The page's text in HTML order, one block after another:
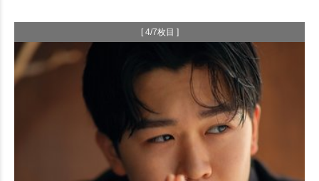
[ 4/7枚目 ]